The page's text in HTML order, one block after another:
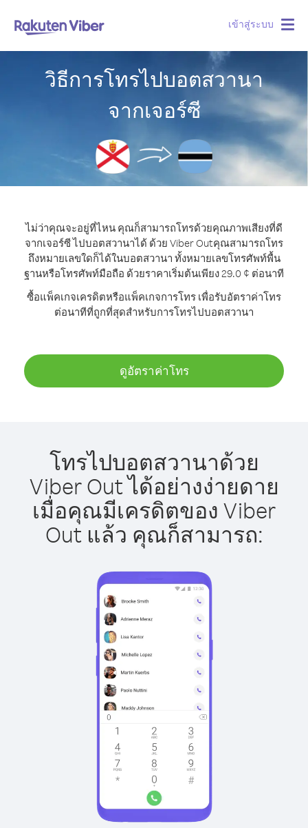
เข้าสู่ระบบ
วิธีการโทรไปบอตสวานา
จากเจอร์ซี
ไม่ว่าคุณจะอยู่ที่ไหน คุณก็สามารถโทรด้วยคุณภาพเสียงที่ดี
จากเจอร์ซี ไปบอตสวานาได้ ด้วย Viber Outคุณสามารถโทร
ถึงหมายเลขใดก็ได้ในบอตสวานา ทั้งหมายเลขโทรศัพท์พื้น
ฐานหรือโทรศัพท์มือถือ ด้วยราคาเริ่มต้นเพียง 29.0 ¢ ต่อนาที
ซื้อแพ็คเกจเครดิตหรือแพ็คเกจการโทร เพื่อรับอัตราค่าโทร
ต่อนาทีที่ถูกที่สุดสำหรับการโทรไปบอตสวานา
ดูอัตราค่าโทร
โทรไปบอตสวานาด้วย
Viber Out ได้อย่างง่ายดาย
เมื่อคุณมีเครดิตของ Viber
Out แล้ว คุณก็สามารถ: